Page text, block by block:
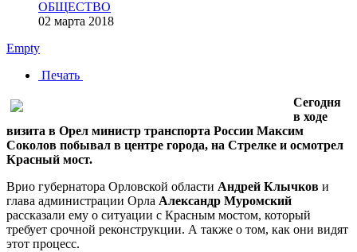
ОБЩЕСТВО
02 марта 2018
Empty
Печать
Сегодня
в ходе
визита в Орел министр транспорта России Максим
Соколов побывал в центре города, на Стрелке и осмотрел
Красный мост.
Врио губернатора Орловской области Андрей Клычков и
глава администрации Орла Александр Муромский
рассказали ему о ситуации с Красным мостом, который
требует срочной реконструкции. А также о том, как они видят
этот процесс.